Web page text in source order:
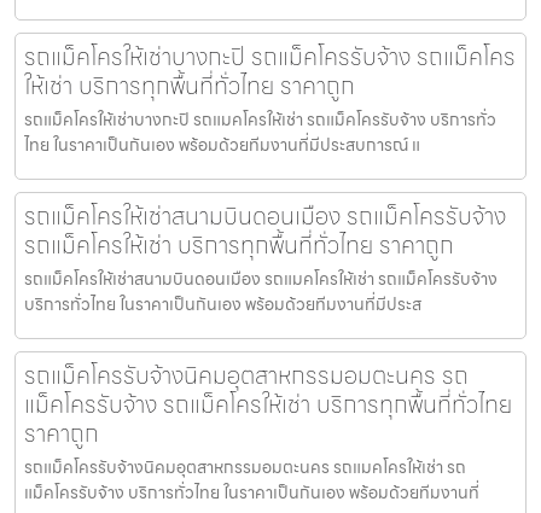
รถแม็คโครให้เช่าบางกะปิ รถแม็คโครรับจ้าง รถแม็คโคร
ให้เช่า บริการทุกพื้นที่ทั่วไทย ราคาถูก
รถแม็คโครให้เช่าบางกะปิ รถแมคโครให้เช่า รถแม็คโครรับจ้าง บริการทั่ว
ไทย ในราคาเป็นกันเอง พร้อมด้วยทีมงานที่มีประสบการณ์ แ
รถแม็คโครให้เช่าสนามบินดอนเมือง รถแม็คโครรับจ้าง
รถแม็คโครให้เช่า บริการทุกพื้นที่ทั่วไทย ราคาถูก
รถแม็คโครให้เช่าสนามบินดอนเมือง รถแมคโครให้เช่า รถแม็คโครรับจ้าง
บริการทั่วไทย ในราคาเป็นกันเอง พร้อมด้วยทีมงานที่มีประส
รถแม็คโครรับจ้างนิคมอุตสาหกรรมอมตะนคร รถ
แม็คโครรับจ้าง รถแม็คโครให้เช่า บริการทุกพื้นที่ทั่วไทย
ราคาถูก
รถแม็คโครรับจ้างนิคมอุตสาหกรรมอมตะนคร รถแมคโครให้เช่า รถ
แม็คโครรับจ้าง บริการทั่วไทย ในราคาเป็นกันเอง พร้อมด้วยทีมงานที่